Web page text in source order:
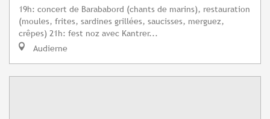
19h: concert de Barababord (chants de marins), restauration
(moules, frites, sardines grillées, saucisses, merguez,
crêpes) 21h: fest noz avec Kantrer...
Audierne